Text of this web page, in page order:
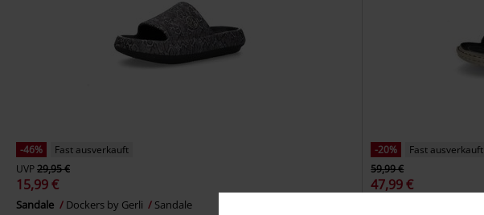
-46%
Fast ausverkauft
UVP29,95 €
15,99 €
Sandale Dockers by Gerli Sandale
-20%
Fast ausverkauft
59,99 €
47,99 €